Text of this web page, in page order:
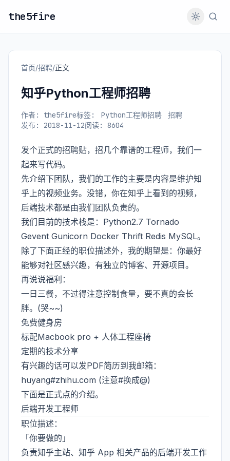
the5fire
首页/招聘/正文
知乎Python工程师招聘
作者: the5fire标签: Python工程师招聘
招聘
发布: 2018-11-12阅读: 8604
发个正式的招聘贴，招几个靠谱的工程师，我们一
起来写代码。
先介绍下团队，我们的工作的主要是内容是维护知
乎上的视频业务。没错，你在知乎上看到的视频，
后端技术都是由我们团队负责的。
我们目前的技术栈是：Python2.7 Tornado
Gevent Gunicorn Docker Thrift Redis MySQL。
除了下面正经的职位描述外，我的期望是：你最好
能够对社区感兴趣，有独立的博客、开源项目。
再说说福利：
一日三餐，不过得注意控制食量，要不真的会长
胖。(哭~~)
免费健身房
标配Macbook pro + 人体工程座椅
定期的技术分享
有兴趣的话可以发PDF简历到我邮箱：
huyang#zhihu.com (注意#换成@)
下面是正式点的介绍。
后端开发工程师
职位描述：
「你要做的」
负责知乎主站、知乎 App 相关产品的后端开发工作